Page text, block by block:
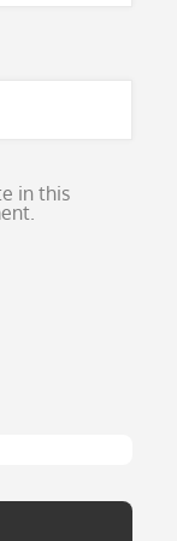
in this